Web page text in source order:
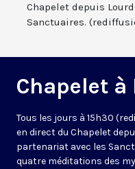
Chapelet depuis
Sanctuaires.
Chapelet à
Tous les jours à 15h30
en direct du Chapelet
partenariat avec les
quatre méditations des